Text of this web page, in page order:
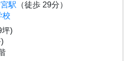
駅 （徒歩 29分）
校
坪)